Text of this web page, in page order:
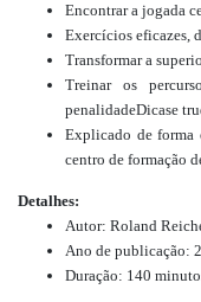
Encontrar a jogada
Exercícios eficazes,
Transformar a
Treinar os
penalidadeDicase
Explicado de forma
centro de formação
Detalhes:
Autor: Roland
Ano de publicação:
Duração: 140